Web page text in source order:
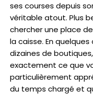
ses courses depuis
véritable atout. Plus
chercher une place
la caisse. En
dizaines de
exactement ce que
particulièrement
du temps chargé et